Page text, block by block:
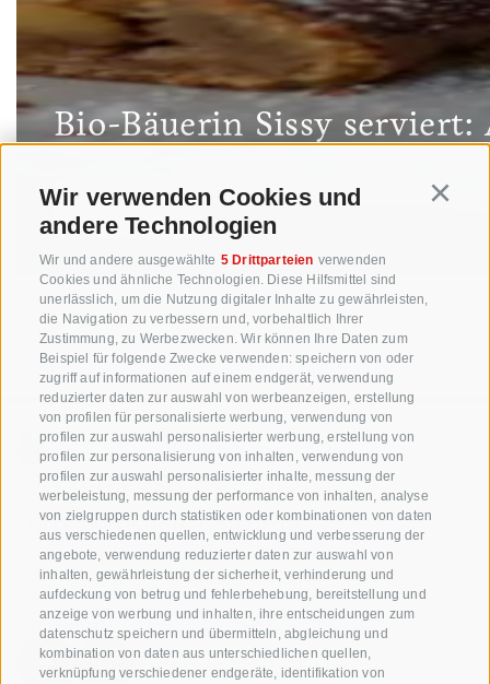
Wir verwenden Cookies und
andere Technologien
Wir und andere ausgewählte 5 Drittparteien verwenden
Cookies und ähnliche Technologien. Diese Hilfsmittel sind
unerlässlich, um die Nutzung digitaler Inhalte zu gewährleisten,
die Navigation zu verbessern und, vorbehaltlich Ihrer
Zustimmung, zu Werbezwecken. Wir können Ihre Daten zum
Beispiel für folgende Zwecke verwenden: speichern von oder
zugriff auf informationen auf einem endgerät, verwendung
reduzierter daten zur auswahl von werbeanzeigen, erstellung
von profilen für personalisierte werbung, verwendung von
profilen zur auswahl personalisierter werbung, erstellung von
profilen zur personalisierung von inhalten, verwendung von
profilen zur auswahl personalisierter inhalte, messung der
werbeleistung, messung der performance von inhalten, analyse
von zielgruppen durch statistiken oder kombinationen von daten
aus verschiedenen quellen, entwicklung und verbesserung der
angebote, verwendung reduzierter daten zur auswahl von
inhalten, gewährleistung der sicherheit, verhinderung und
aufdeckung von betrug und fehlerbehebung, bereitstellung und
anzeige von werbung und inhalten, ihre entscheidungen zum
datenschutz speichern und übermitteln, abgleichung und
kombination von daten aus unterschiedlichen quellen,
verknüpfung verschiedener endgeräte, identifikation von
Bio-Bäuerin Sissy
ZUM REZEPT
+39 0471 256 700
info@biosuedtirol.com
Verband der Südtiroler Obstgenossenschaften
Jakobistraße 1A, 39018 Terlan, Südtirol, Italien
www.vog.it